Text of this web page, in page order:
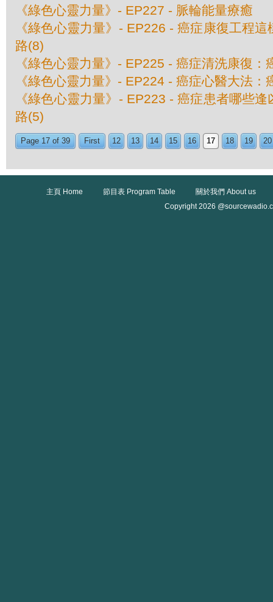
《綠色心靈力量》- EP227 - 脈輪能量療癒
《綠色心靈力量》- EP226 - 癌症康復工程
路(8)
《綠色心靈力量》- EP225 - 癌症清洗康復：
《綠色心靈力量》- EP224 - 癌症心醫大法：
《綠色心靈力量》- EP223 - 癌症患者哪些
路(5)
Page 17 of 39 First 12 13 14 15 16 17 18 19 20
主頁 Home 節目表 Program Table
關於我們 About us
Copyright 2026